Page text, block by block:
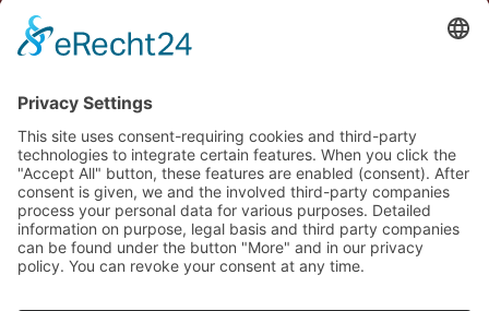
ENNEPETAL LÜDINGHAUSEN
HEIDEN
BERGKAMEN
KEVELAER
AHAUS
ALTENA
ARNSBERG
BOTTROP
BOCHUM
BORKEN
COESFELD
DINSLAKEN
DORSTEN
DORTMUND
DÜSSELDORF
DUISBURG
ESSEN
GELSENKIRCHEN
GESCHER
GLADBECK
HALTERN
HATTINGEN
HAMM
HERTEN
HERNE
HÜNXE
ISERLOHN
KAMEN
KEMPEN
KÖLN
KREFELD
MOERS
MÜLHEIM MÜNSTER